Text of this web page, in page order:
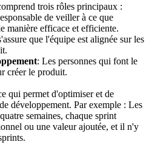
trois rôles principaux :
de veiller à ce que
manière efficace et efficiente.
que l'équipe est alignée sur les
: Les personnes qui font le
créer le produit.
qui permet d'optimiser et de
développement. Par exemple : Les
semaines, chaque sprint
ou une valeur ajoutée, et il n'y